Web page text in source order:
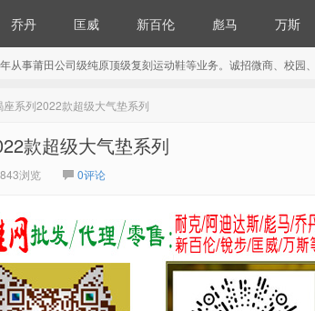
乔丹 匡威 新百伦 彪马 万斯
事莆田公司级纯原顶级复刻运动鞋等业务。诚招微商、校园、
系列2022款超级大气垫系列
款超级大气垫系列
浏览 0评论